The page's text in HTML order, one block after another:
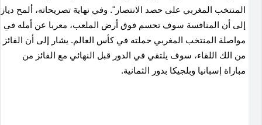
المنتخب المغربي على حصد الانتصار". وفي نهاية تصريحاته، ألمح دياز
إلى أن المنافسة سوف تحسم فوق أرض الملعب، معربا عن أمله في
مواصلة المنتخب المغربي حملته في كأس العالم. يشار إلى أن الفائز
من الك اللقاء، سوف يلتقي في الدور قبل النهائي مع الفائز من
مباراة إسبانيا وبلجيكا بدور الثمانية.